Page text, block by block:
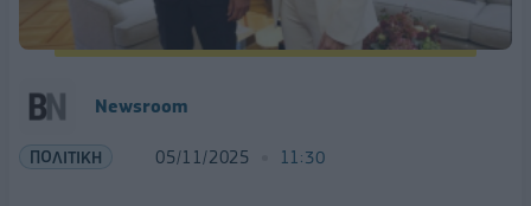
Newsroom
ΠΟΛΙΤΙΚΗ 05/11/2025 11:30